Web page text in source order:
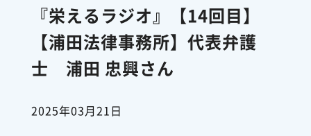
『栄えるラジオ』【14回目】
【浦田法律事務所】代表弁護
士 浦田 忠興さん
2025年03月21日